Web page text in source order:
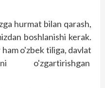
hurmat bilan qarash,
boshlanishi kerak.
o'zbek tiliga, davlat
o'zgartirishgan